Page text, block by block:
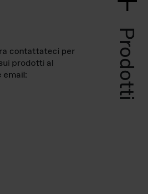
Prodotti
contattateci per
prodotti al